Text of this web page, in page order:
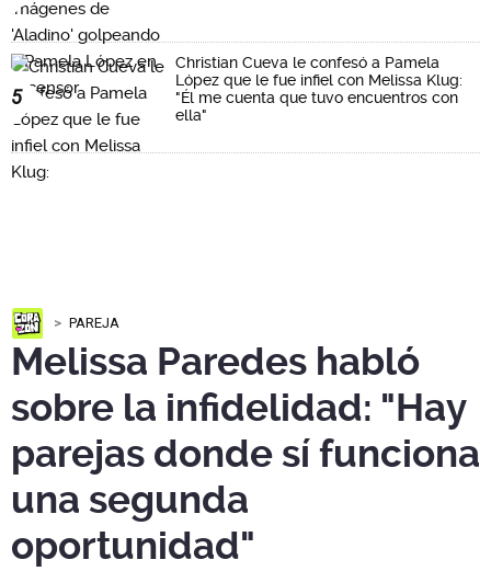
5
Christian Cueva le confesó a Pamela
López que le fue infiel con Melissa Klug:
"Él me cuenta que tuvo encuentros con
ella"
PAREJA
Melissa Paredes habló
sobre la infidelidad: "Hay
parejas donde sí funciona
una segunda
oportunidad"